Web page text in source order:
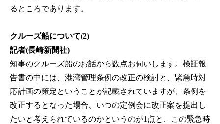
るところであります。
クルーズ船について(2)
記者(長崎新聞社)
知事のクルーズ船のお話から数点お伺いします。検証報
告書の中には、港湾管理条例の改正の検討と、緊急時対
応計画の策定ということが記載されていますが、条例を
改正するとなった場合、いつの定例会に改正案を提出し
たいと考えられているのかというのが1点と、この緊急時